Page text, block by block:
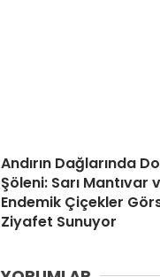
Andırın Dağlarında
Şöleni: Sarı Mantıvar
Endemik Çiçekler
Ziyafet Sunuyor